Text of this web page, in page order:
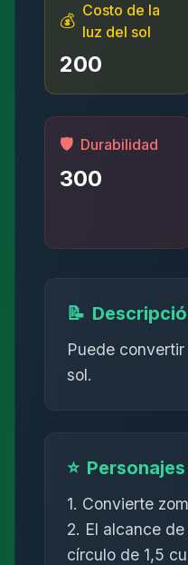
💰
Costo de la
luz del sol
200
🛡️ Durabilidad
300
📝
Puede
sol.
⭐ Personajes
1. Convierte
2. El alcance
círculo de 1,5